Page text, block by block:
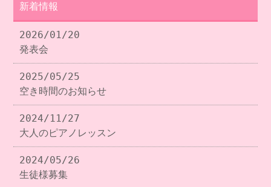
新着情報
2026/01/20
発表会
2025/05/25
空き時間のお知らせ
2024/11/27
大人のピアノレッスン
2024/05/26
生徒様募集